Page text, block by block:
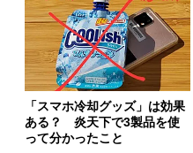
「スマホ冷却グッズ」は効果
ある？ 炎天下で3製品を使
って分かったこと